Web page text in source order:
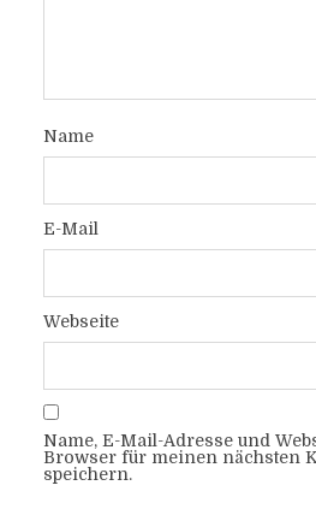
Name
E-Mail
Webseite
Name, E-Mail-Adresse und
Browser für meinen nächsten
speichern.